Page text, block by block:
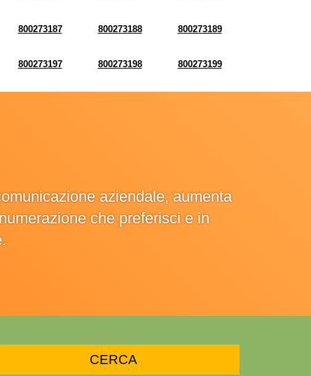
800273187 800273188 800273189
800273197 800273198 800273199
aziendale, aumenta
che preferisci e in